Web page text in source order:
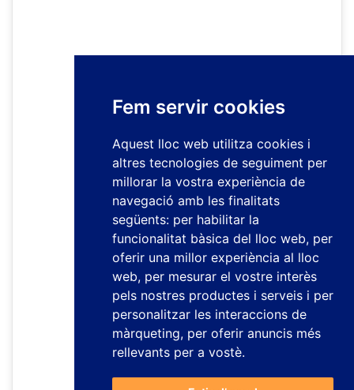
Fem servir cookies
Aquest lloc web utilitza cookies i
altres tecnologies de seguiment per
millorar la vostra experiència de
navegació amb les finalitats
següents: per habilitar la
funcionalitat bàsica del lloc web, per
oferir una millor experiència al lloc
web, per mesurar el vostre interès
pels nostres productes i serveis i per
personalitzar les interaccions de
màrqueting, per oferir anuncis més
rellevants per a vostè.